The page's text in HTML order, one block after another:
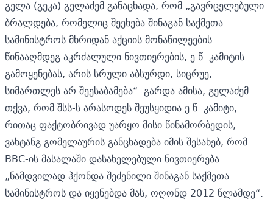
გელა (გეკა) გელაძემგანაცხადა, რომ „გავრცელებული
ბრალდება, რომელიც შეეხება შინაგან საქმეთა
სამინისტროს მხრიდან აქციის მონაწილეების
წინააღმდეგ აკრძალული ნივთიერების, ე.წ. კამიტის
გამოყენებას, არის სრული აბსურდი, სიცრუე,
სიმართლეს არ შეესაბამება“. გარდა ამისა, გელაძემ
თქვა, რომ შსს-ს არასოდეს შეუსყიდია ე.წ. კამიტი,
რითაც ფაქტობრივად უარყო მისი წინამორბედის,
ვახტანგ გომელაურისგანცხადება იმის შესახებ, რომ
BBC-ის მასალაში დასახელებული ნივთიერება
„ნამდვილად ჰქონდა შეძენილი შინაგან საქმეთა
სამინისტროს და იყენებდა მას, ოღონდ 2012 წლამდე“.